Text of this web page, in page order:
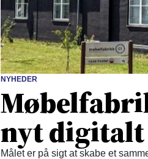
NYHEDER
nyt
Målet er på sigt at skabe et